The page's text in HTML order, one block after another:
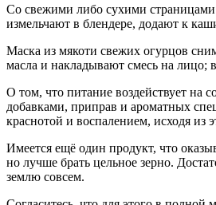
Со свежими либо сухими
измельчают в блендере, додают к
Маска из мякоти свежих огурцов
масла и накладывают смесь на лицо;
О том, что питание воздействует на
добавками, приправ и ароматных
краснотой и воспалением, исходя из
Имеется ещё один продукт, что
но лучше брать цельное зерно.
землю совсем.